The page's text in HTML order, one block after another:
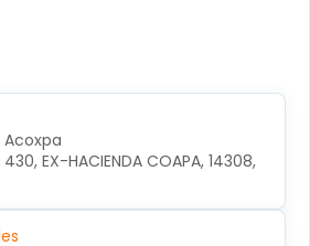
Acoxpa
EX-HACIENDA COAPA, 14308,